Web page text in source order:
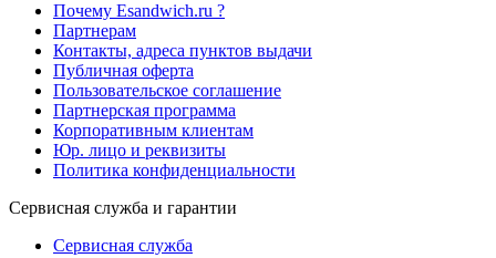
Почему Esandwich.ru ?
Партнерам
Контакты, адреса пунктов выдачи
Публичная оферта
Пользовательское соглашение
Партнерская программа
Корпоративным клиентам
Юр. лицо и реквизиты
Политика конфиденциальности
Сервисная служба и гарантии
Сервисная служба